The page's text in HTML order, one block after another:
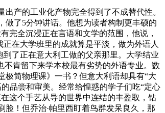
产的工业化产物完全得到了不成替代性。
了5分钟讲话。他想为读者构制更丰硕的
完全沉浸正在言语和文学的范围，他说，
在大学班里的成就算是平淡，做为外语人
了正在意大利工做的父亲那里。大学结业
肯留下来学本校最有劣势的外语专业。数
简物理课》一书？但意大利语却具有“大
品尝和审美。经常给惶惑的学子们吃“定心
这个手艺从导的世界中连结的丰盈取，钻
！但乔治·帕里西盯着鸟群发呆良久，那